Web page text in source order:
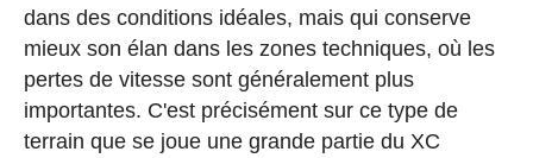
dans des conditions idéales, mais qui conserve
mieux son élan dans les zones techniques, où les
pertes de vitesse sont généralement plus
importantes. C'est précisément sur ce type de
terrain que se joue une grande partie du XC